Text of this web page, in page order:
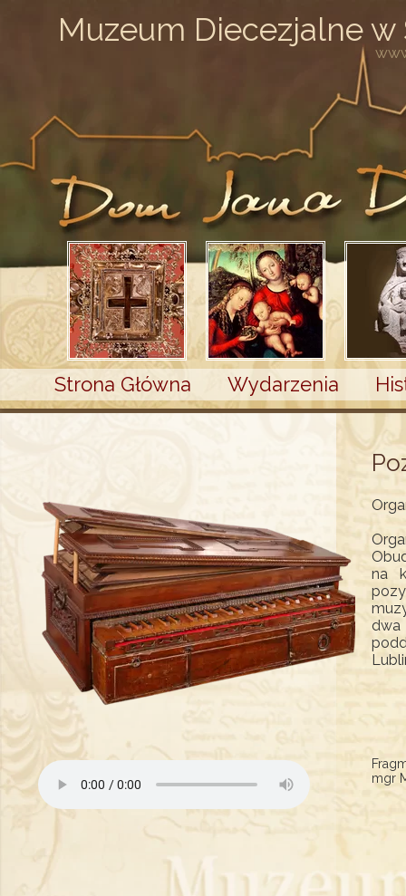
mgr
na
dwa
Strona Główna Wydarzenia
Muzeum Diecezjalne